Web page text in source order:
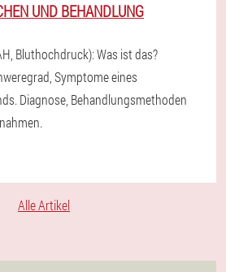
UND BEHANDLUNG
Bluthochdruck): Was ist das?
Symptome eines
Diagnose, Behandlungsmethoden
Alle Artikel